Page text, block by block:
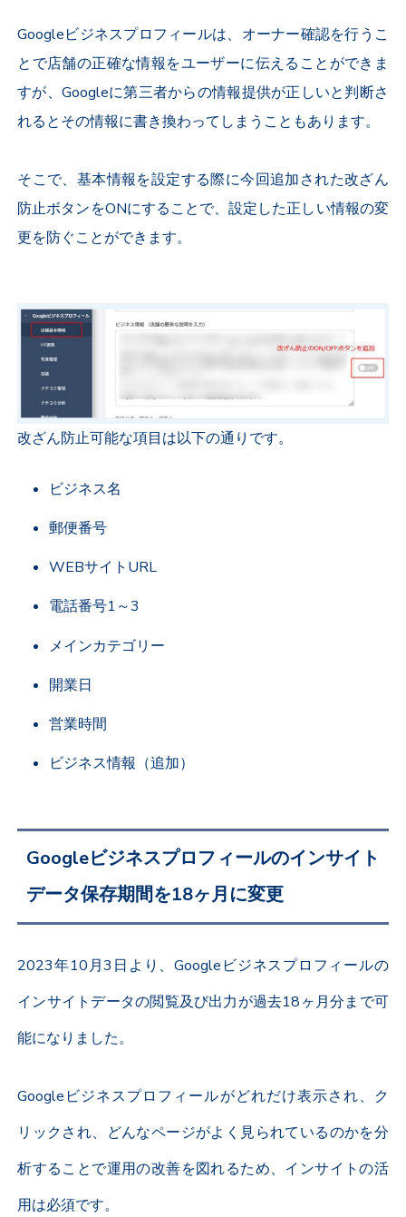
Googleビジネスプロフィールは、オーナー確認を行うこ
とで店舗の正確な情報をユーザーに伝えることができま
すが、Googleに第三者からの情報提供が正しいと判断さ
れるとその情報に書き換わってしまうこともあります。
そこで、基本情報を設定する際に今回追加された改ざん
防止ボタンをONにすることで、設定した正しい情報の変
更を防ぐことができます。
改ざん防止可能な項目は以下の通りです。
ビジネス名
郵便番号
WEBサイトURL
電話番号1～3
メインカテゴリー
開業日
営業時間
ビジネス情報（追加）
Googleビジネスプロフィールのインサイト
データ保存期間を18ヶ月に変更
2023年10月3日より、Googleビジネスプロフィールの
インサイトデータの閲覧及び出力が過去18ヶ月分まで可
能になりました。
Googleビジネスプロフィールがどれだけ表示され、ク
リックされ、どんなページがよく見られているのかを分
析することで運用の改善を図れるため、インサイトの活
用は必須です。